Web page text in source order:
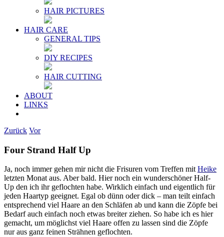
HAIR PICTURES
HAIR CARE
GENERAL TIPS
DIY RECIPES
HAIR CUTTING
ABOUT
LINKS
Zurück Vor
Four Strand Half Up
Ja, noch immer gehen mir nicht die Frisuren vom Treffen mitHeike
letzten Monat aus. Aber bald. Hier noch ein wunderschöner Half-
Up den ich ihr geflochten habe. Wirklich einfach und eigentlich für
jeden Haartyp geeignet. Egal ob dünn oder dick – man teilt einfach
entsprechend viel Haare an den Schläfen ab und kann die Zöpfe bei
Bedarf auch einfach noch etwas breiter ziehen. So habe ich es hier
gemacht, um möglichst viel Haare offen zu lassen sind die Zöpfe
nur aus ganz feinen Strähnen geflochten.